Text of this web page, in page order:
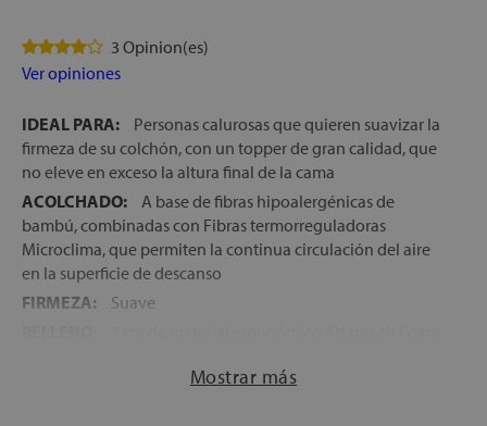
3 Opinion(es)
Ver opiniones
IDEAL PARA:
Personas calurosas que quieren suavizar la
firmeza de su colchón, con un topper de gran calidad, que
no eleve en exceso la altura final de la cama
ACOLCHADO:
A base de fibras hipoalergénicas de
bambú, combinadas con Fibras termorreguladoras
Microclima, que permiten la continua circulación del aire
en la superficie de descanso
FIRMEZA:
Suave
Mostrar más